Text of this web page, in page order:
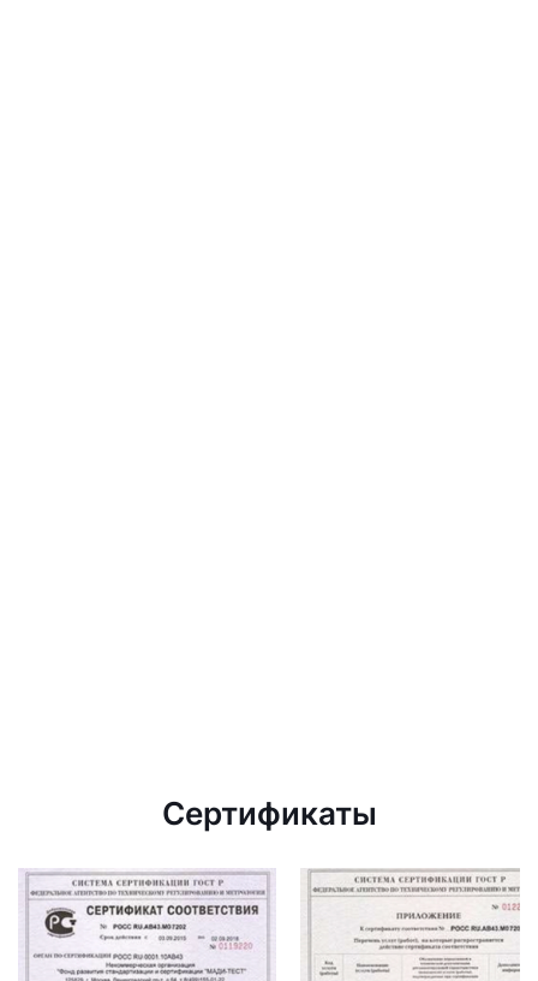
Сертификаты